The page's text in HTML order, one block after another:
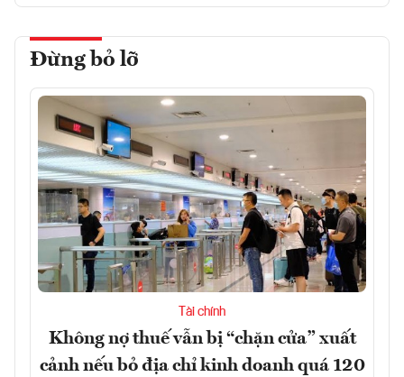
Đừng bỏ lỡ
Tài chính
Không nợ thuế vẫn bị “chặn cửa” xuất
cảnh nếu bỏ địa chỉ kinh doanh quá 120